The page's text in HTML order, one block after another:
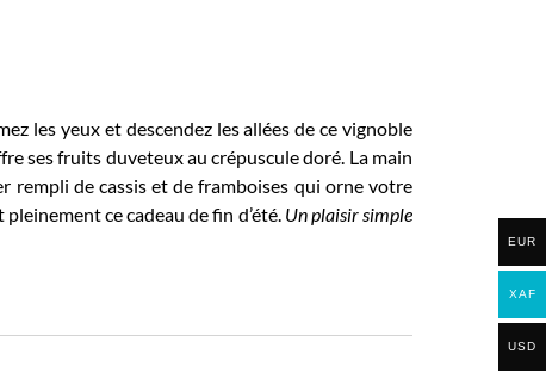
les yeux et descendez les allées de ce vignoble
ses fruits duveteux au crépuscule doré. La main
rempli de cassis et de framboises qui orne votre
ce cadeau de fin d’été. Un plaisir simple
EUR
XAF
USD